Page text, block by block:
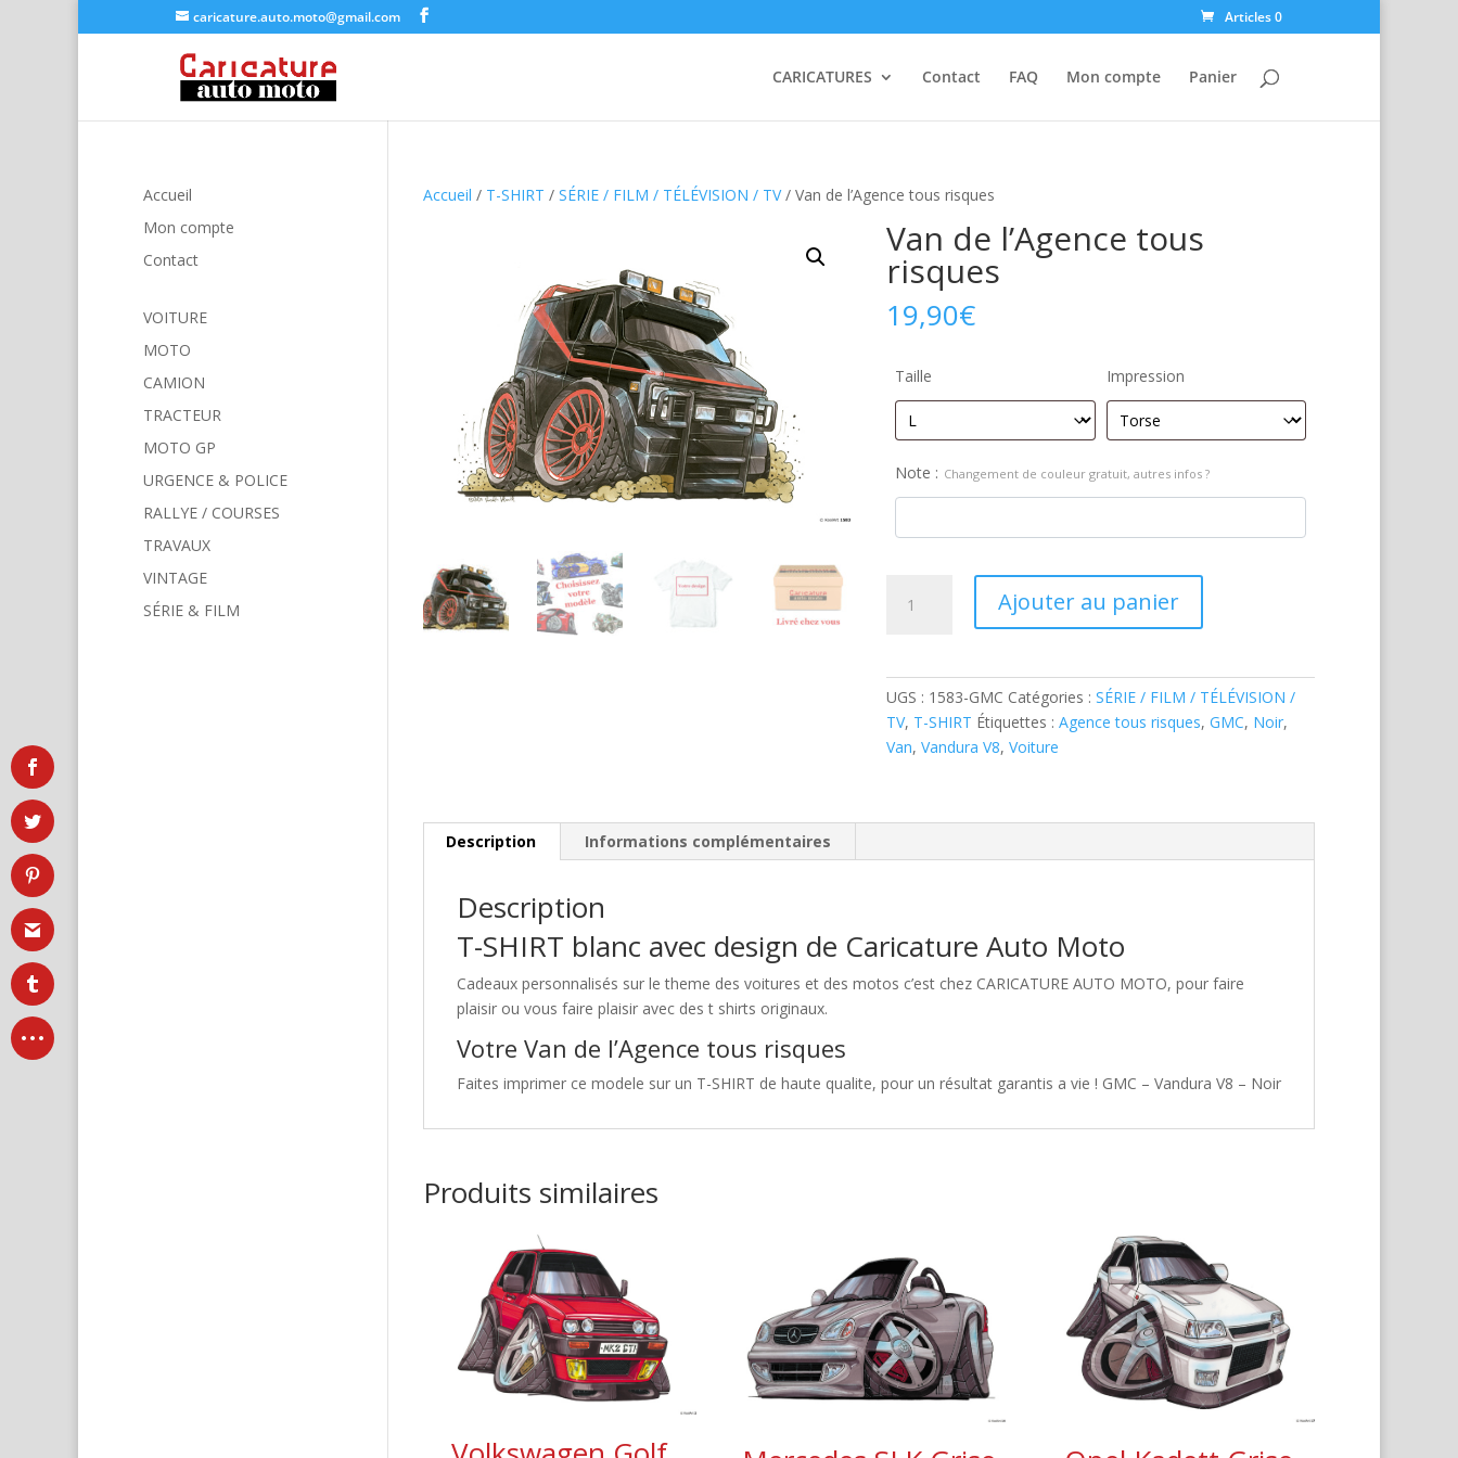
caricature.auto.moto@gmail.com Articles 0
CARICATURES Contact FAQ Mon compte Panier
Accueil / T-SHIRT / SÉRIE / FILM / TÉLÉVISION / TV/ Van de l’Agence tous risques
Van de l’Agence tous
risques
19,90€
Taille Impression
Note : Changement de couleur gratuit, autres infos ?
risques
Ajouter au panier
UGS : 1583-GMC Catégories :SÉRIE / FILM / TÉLÉVISION /
TV, T-SHIRT Étiquettes :Agence tous risques,GMC, Noir,
Van,Vandura V8,Voiture
Description Informations complémentaires
Description
T-SHIRT blanc avec design de Caricature Auto Moto
Cadeaux personnalisés sur le theme des voitures et des motos c’est chez CARICATURE AUTO MOTO, pour faire
plaisir ou vous faire plaisir avec des t shirts originaux.
Votre Van de l’Agence tous risques
Faites imprimer ce modele sur un T-SHIRT de haute qualite, pour un résultat garantis a vie ! GMC – Vandura V8 – Noir
Produits similaires
Accueil
Mon compte
Contact
VOITURE
MOTO
CAMION
TRACTEUR
MOTO GP
URGENCE & POLICE
RALLYE / COURSES
TRAVAUX
VINTAGE
SÉRIE & FILM